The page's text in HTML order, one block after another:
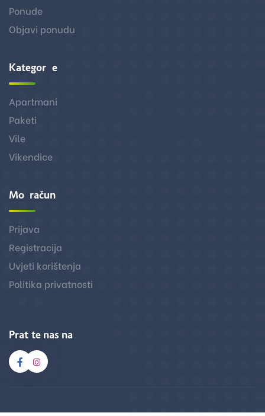
Ponude
Objavi ponudu
Kategorije
Apartmani
Paketi
Vile
Vikendice
Moj račun
Prijava
Registracija
Uvjeti korištenja
Politika privatnosti
Pratite nas na